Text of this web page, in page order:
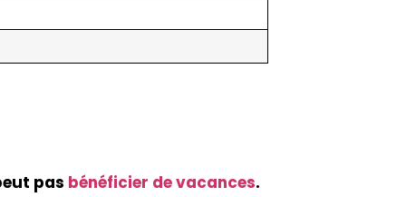
pas bénéficier de vacances.